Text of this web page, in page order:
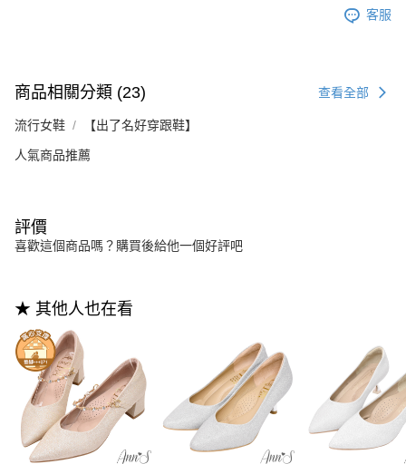
客服
商品相關分類 (23) 查看全部
流行女鞋 【出了名好穿跟鞋】
人氣商品推薦
評價
喜歡這個商品嗎？購買後給他一個好評吧
★ 其他人也在看